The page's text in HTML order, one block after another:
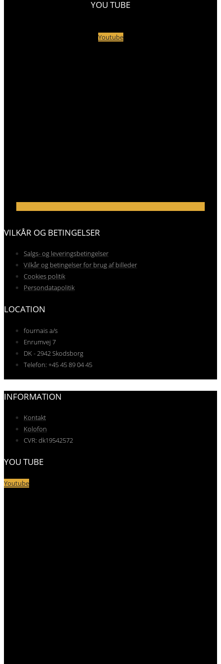
YOU TUBE
Youtube
VILKÅR OG BETINGELSER
Salgs- og leveringsbetingelser
Vilkår og betingelser for brug af billeder
Cookies politik
Persondatapolitik
LOCATION
fournais a/s
Enrumvej 7
DK - 2942 Skodsborg
Telefon: +45 45 89 04 45
INFORMATION
Kontakt
Kolofon
CVR: dk19542572
YOU TUBE
Youtube